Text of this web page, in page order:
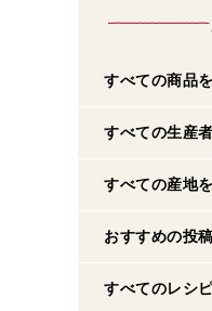
すべての商品
すべての生産
すべての産地
おすすめの投
すべてのレシ